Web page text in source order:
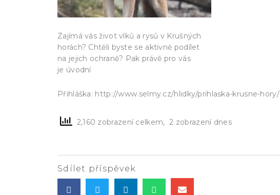
Zajímá vás život vlků a rysů v Krušných
horách? Chtěli byste se aktivně podílet
na jejich ochraně? Pak právě pro vás
je úvodní
Přihláška: http://www.selmy.cz/hlidky/prihlaska-krusne-hory/
2,160 zobrazení celkem, 2 zobrazení dnes
Sdílet příspěvek